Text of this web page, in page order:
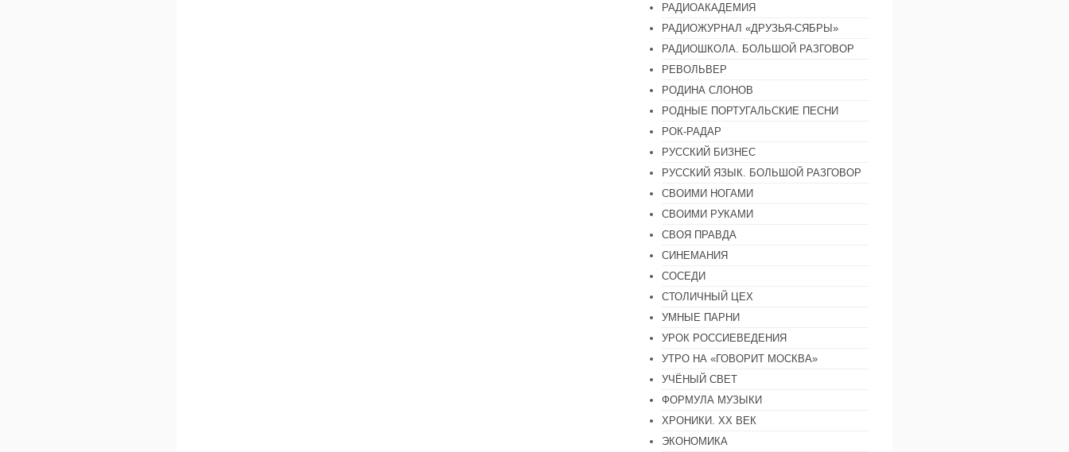
РАДИОАКАДЕМИЯ
РАДИОЖУРНАЛ «ДРУЗЬЯ-СЯБРЫ»
РАДИОШКОЛА. БОЛЬШОЙ РАЗГОВОР
РЕВОЛЬВЕР
РОДИНА СЛОНОВ
РОДНЫЕ ПОРТУГАЛЬСКИЕ ПЕСНИ
РОК-РАДАР
РУССКИЙ БИЗНЕС
РУССКИЙ ЯЗЫК. БОЛЬШОЙ РАЗГОВОР
СВОИМИ НОГАМИ
СВОИМИ РУКАМИ
СВОЯ ПРАВДА
СИНЕМАНИЯ
СОСЕДИ
СТОЛИЧНЫЙ ЦЕХ
УМНЫЕ ПАРНИ
УРОК РОССИЕВЕДЕНИЯ
УТРО НА «ГОВОРИТ МОСКВА»
УЧЁНЫЙ СВЕТ
ФОРМУЛА МУЗЫКИ
ХРОНИКИ. ХХ ВЕК
ЭКОНОМИКА